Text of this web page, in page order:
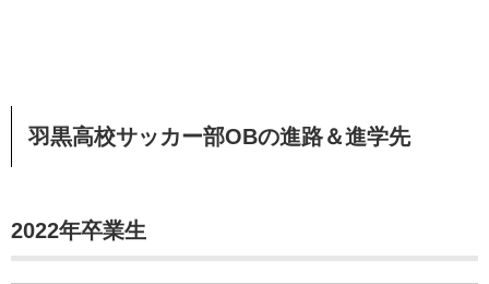
羽黒高校サッカー部OBの進路＆進学先
2022年卒業生